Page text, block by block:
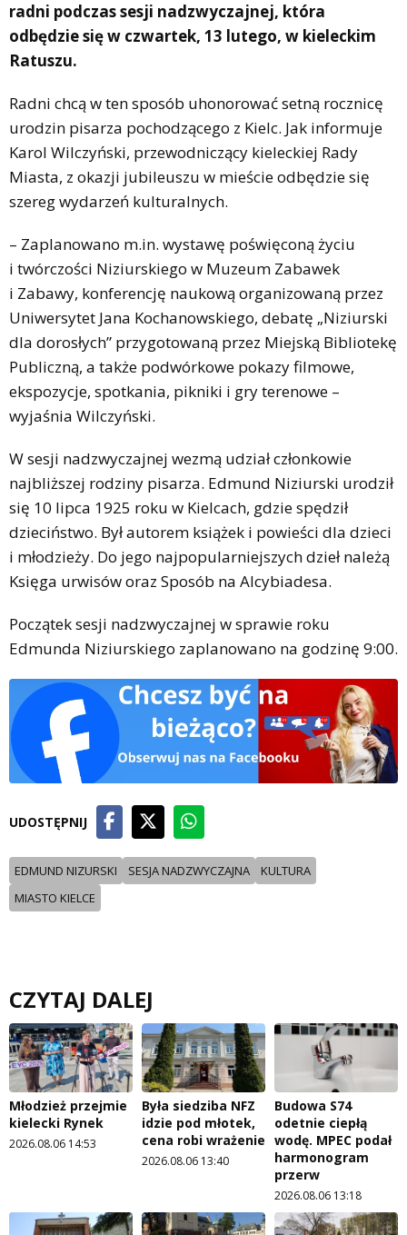
radni podczas sesji nadzwyczajnej, która
odbędzie się w czwartek, 13 lutego, w kieleckim
Ratuszu.
Radni chcą w ten sposób uhonorować setną rocznicę
urodzin pisarza pochodzącego z Kielc. Jak informuje
Karol Wilczyński, przewodniczący kieleckiej Rady
Miasta, z okazji jubileuszu w mieście odbędzie się
szereg wydarzeń kulturalnych.
– Zaplanowano m.in. wystawę poświęconą życiu
i twórczości Niziurskiego w Muzeum Zabawek
i Zabawy, konferencję naukową organizowaną przez
Uniwersytet Jana Kochanowskiego, debatę „Niziurski
dla dorosłych” przygotowaną przez Miejską Bibliotekę
Publiczną, a także podwórkowe pokazy filmowe,
ekspozycje, spotkania, pikniki i gry terenowe –
wyjaśnia Wilczyński.
W sesji nadzwyczajnej wezmą udział członkowie
najbliższej rodziny pisarza. Edmund Niziurski urodził
się 10 lipca 1925 roku w Kielcach, gdzie spędził
dzieciństwo. Był autorem książek i powieści dla dzieci
i młodzieży. Do jego najpopularniejszych dzieł należą
Księga urwisów oraz Sposób na Alcybiadesa.
Początek sesji nadzwyczajnej w sprawie roku
Edmunda Niziurskiego zaplanowano na godzinę 9:00.
UDOSTĘPNIJ
EDMUND NIZURSKI SESJA NADZWYCZAJNA
KULTURA
MIASTO KIELCE
CZYTAJ DALEJ
Młodzież przejmie
kielecki Rynek
2026.08.06 14:53
Była siedziba NFZ
idzie pod młotek,
cena robi wrażenie
2026.08.06 13:40
Budowa S74
odetnie ciepłą
wodę. MPEC podał
harmonogram
przerw
2026.08.06 13:18